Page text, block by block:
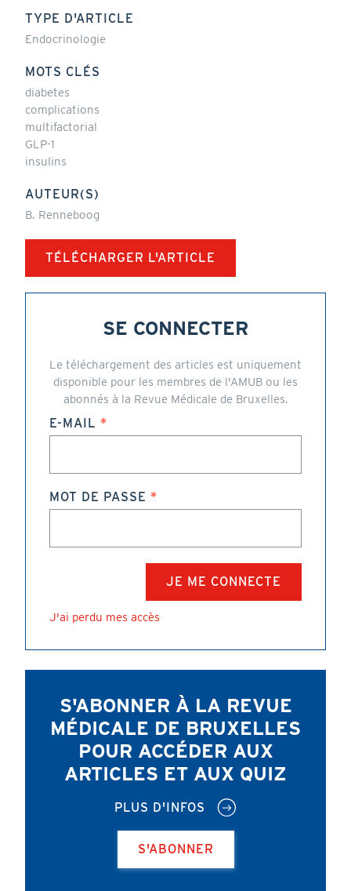
TYPE D'ARTICLE
Endocrinologie
MOTS CLÉS
diabetes
complications
multifactorial
GLP-1
insulins
AUTEUR(S)
B. Renneboog
TÉLÉCHARGER L'ARTICLE
SE CONNECTER
Le téléchargement des articles est uniquement
disponible pour les membres de l'AMUB ou les
abonnés à la Revue Médicale de Bruxelles.
E-MAIL
MOT DE PASSE
J'ai perdu mes accès
S'ABONNER À LA REVUE
MÉDICALE DE BRUXELLES
POUR ACCÉDER AUX
ARTICLES ET AUX QUIZ
PLUS D'INFOS
S'ABONNER